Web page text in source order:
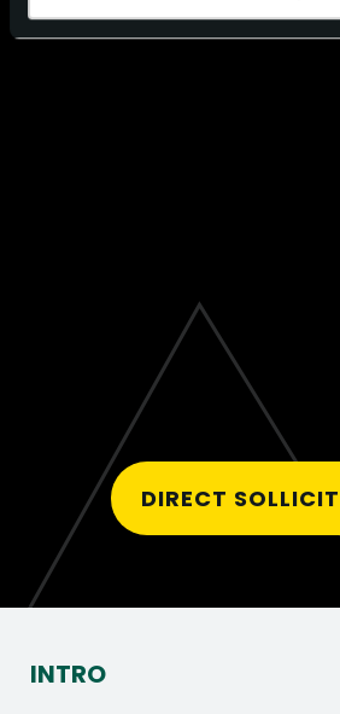
DIRECT
INTRO